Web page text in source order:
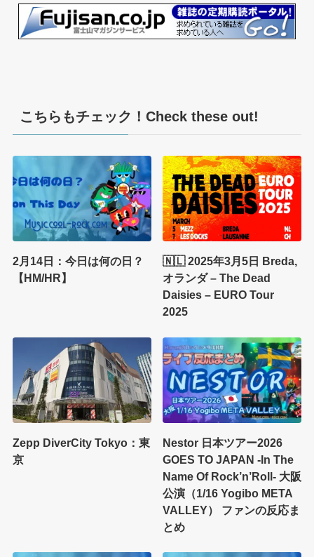
こちらもチェック！Check these out!
2月14日：今日は何の日？
【HM/HR】
🇳🇱 2025年3月5日 Breda,
オランダ – The Dead
Daisies – EURO Tour
2025
Zepp DiverCity Tokyo：東
京
Nestor 日本ツアー2026
GOES TO JAPAN -In The
Name Of Rock’n’Roll- 大阪
公演（1/16 Yogibo META
VALLEY） ファンの反応ま
とめ